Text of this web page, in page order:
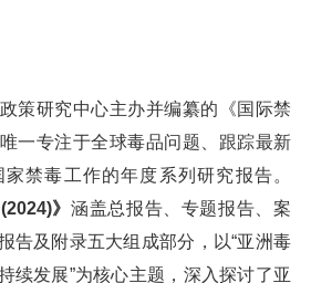
策研究中心主办并编纂的《国际禁
一专注于全球毒品问题、跟踪最新
禁毒工作的年度系列研究报告。
》 涵盖总报告、专题报告、案
告及附录五大组成部分，以“亚洲毒
续发展”为核心主题，深入探讨了亚